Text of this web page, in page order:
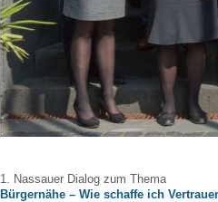
1. Nassauer Dialog zum Thema
Bürgernähe – Wie schaffe ich